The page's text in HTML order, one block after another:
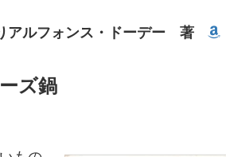
アルフォンス・ドーデー 著
ズ鍋